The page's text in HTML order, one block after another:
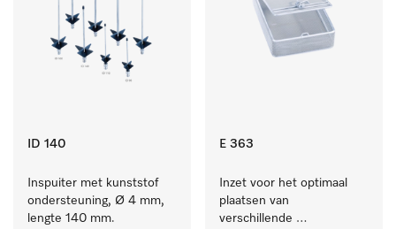
ID 140
Inspuiter met kunststof
ondersteuning, Ø 4 mm,
lengte 140 mm.
E 363
Inzet voor het optimaal
plaatsen van
verschillende